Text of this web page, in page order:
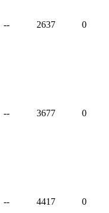
-- 2637 0
-- 3677 0
-- 4417 0